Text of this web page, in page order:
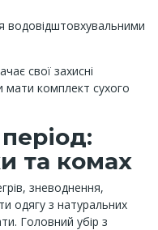
водовідштовхувальними
свої захисні
мати комплект сухого
та комах
зневоднення,
одягу з натуральних
Головний убір з